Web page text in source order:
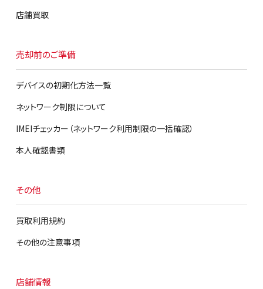
店舗買取
売却前のご準備
デバイスの初期化方法一覧
ネットワーク制限について
IMEIチェッカー（ネットワーク利用制限の一括確認）
本人確認書類
その他
買取利用規約
その他の注意事項
店舗情報